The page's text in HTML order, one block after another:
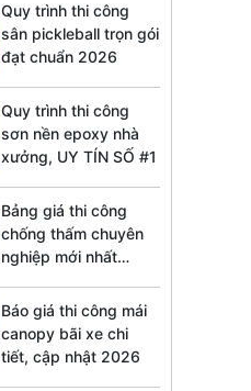
Quy trình thi công
sân pickleball trọn gói
đạt chuẩn 2026
Quy trình thi công
sơn nền epoxy nhà
xưởng, UY TÍN SỐ #1
Bảng giá thi công
chống thấm chuyên
nghiệp mới nhất
Báo giá thi công mái
canopy bãi xe chi
tiết, cập nhật 2026